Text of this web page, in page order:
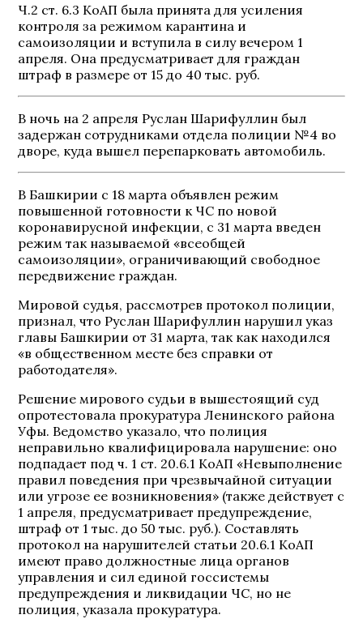
Ч.2 ст. 6.3 КоАП была принята для усиления
контроля за режимом карантина и
самоизоляции и вступила в силу вечером 1
апреля. Она предусматривает для граждан
штраф в размере от 15 до 40 тыс. руб.
В ночь на 2 апреля Руслан Шарифуллин был
задержан сотрудниками отдела полиции №4 во
дворе, куда вышел перепарковать автомобиль.
В Башкирии с 18 марта объявлен режим
повышенной готовности к ЧС по новой
коронавирусной инфекции, с 31 марта введен
режим так называемой «всеобщей
самоизоляции», ограничивающий свободное
передвижение граждан.
Мировой судья, рассмотрев протокол полиции,
признал, что Руслан Шарифуллин нарушил указ
главы Башкирии от 31 марта, так как находился
«в общественном месте без справки от
работодателя».
Решение мирового судьи в вышестоящий суд
опротестовала прокуратура Ленинского района
Уфы. Ведомство указало, что полиция
неправильно квалифицировала нарушение: оно
подпадает под ч. 1 ст. 20.6.1 КоАП «Невыполнение
правил поведения при чрезвычайной ситуации
или угрозе ее возникновения» (также действует с
1 апреля, предусматривает предупреждение,
штраф от 1 тыс. до 50 тыс. руб.). Составлять
протокол на нарушителей статьи 20.6.1 КоАП
имеют право должностные лица органов
управления и сил единой госсистемы
предупреждения и ликвидации ЧС, но не
полиция, указала прокуратура.